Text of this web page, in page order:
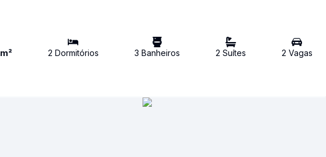
m² 2 Dormitórios 3 Banheiros 2 Suítes 2 Vagas